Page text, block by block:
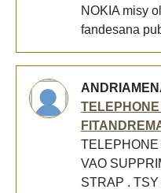
NOKIA misy
fandesana
VAO
STRAP .